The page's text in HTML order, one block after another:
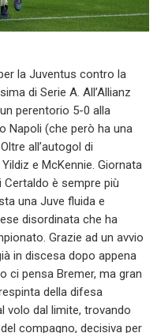
la Juventus contro la
di Serie A. All’Allianz
perentorio 5-0 alla
Napoli (che però ha una
all’autogol di
e McKennie. Giornata
è sempre più
una Juve fluida e
disordinata che ha
Grazie ad un avvio
in discesa dopo appena
ci pensa Bremer, ma gran
della difesa
volo dal limite, trovando
compagno, decisiva per